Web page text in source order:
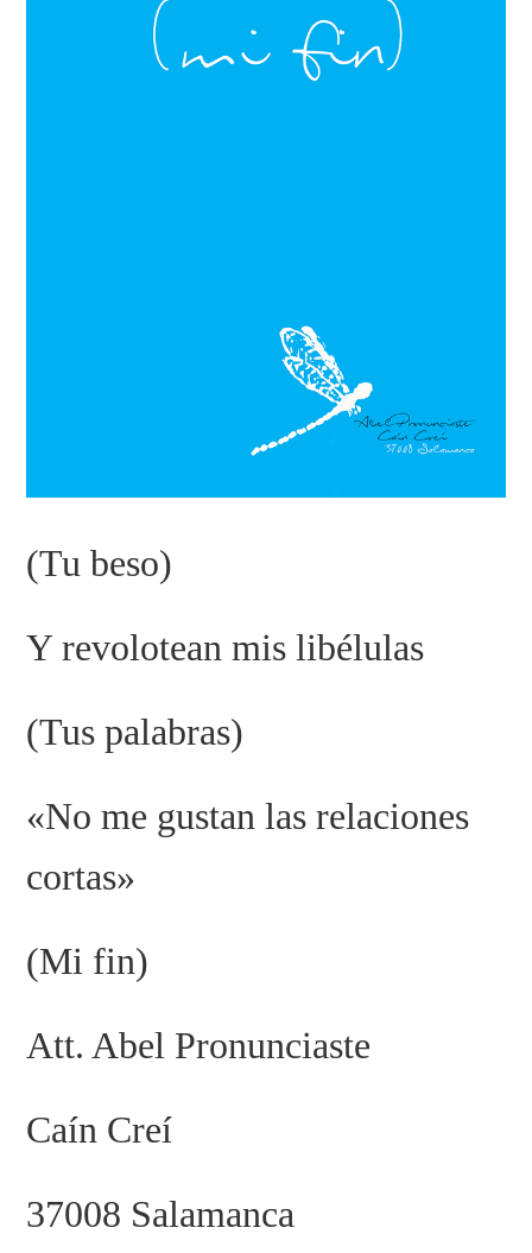
(Tu beso)
Y revolotean mis libélulas
(Tus palabras)
«No me gustan las relaciones
cortas»
(Mi fin)
Att. Abel Pronunciaste
Caín Creí
37008 Salamanca